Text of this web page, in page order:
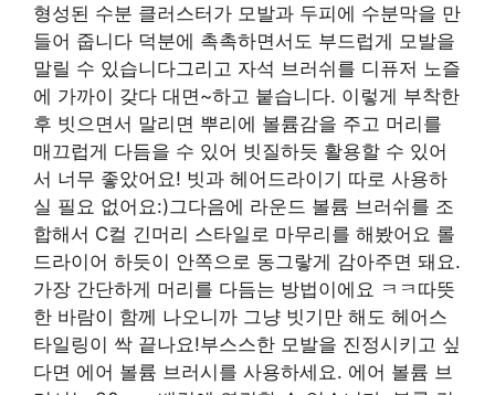
형성된 수분 클러스터가 모발과 두피에 수분막을 만
들어 줍니다 덕분에 촉촉하면서도 부드럽게 모발을
말릴 수 있습니다그리고 자석 브러쉬를 디퓨저 노즐
에 가까이 갖다 대면~하고 붙습니다. 이렇게 부착한
후 빗으면서 말리면 뿌리에 볼륨감을 주고 머리를
매끄럽게 다듬을 수 있어 빗질하듯 활용할 수 있어
서 너무 좋았어요! 빗과 헤어드라이기 따로 사용하
실 필요 없어요:)그다음에 라운드 볼륨 브러쉬를 조
합해서 C컬 긴머리 스타일로 마무리를 해봤어요 롤
드라이어 하듯이 안쪽으로 동그랗게 감아주면 돼요.
가장 간단하게 머리를 다듬는 방법이에요 ㅋㅋ따뜻
한 바람이 함께 나오니까 그냥 빗기만 해도 헤어스
타일링이 싹 끝나요!부스스한 모발을 진정시키고 싶
다면 에어 볼륨 브러시를 사용하세요. 에어 볼륨 브